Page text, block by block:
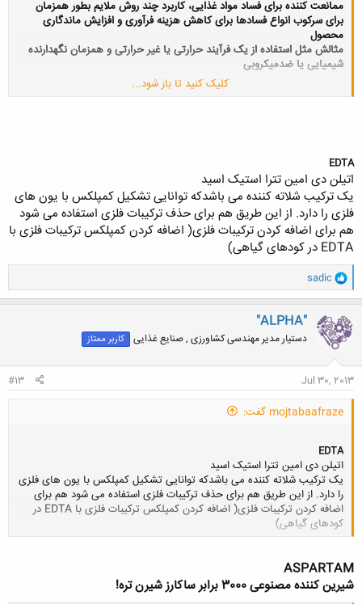
ممانعت کننده برای فساد مواد غذایی، کاربرد چند روش ملایم بطور همزمان
برای سرکوب انواع فسادها برای کاهش هزینه فرآوری و افزایش ماندگاری
محصول
مثالش مثل استفاده از یک فرآیند حرارتی یا غیر حرارتی و همزمان نگهدارنده
شیمیایی یا ضدمیکروبی
کلیک کنید تا باز شود...
EDTA
اتیلن دی امین تترا استیک اسید
یک ترکیب شلاته کننده می باشدکه توانایی تشکیل کمپلکس با یون های
فلزی را دارد. از این طریق هم برای حذف ترکیبات فلزی استفاده می شود
هم برای اضافه کردن ترکیبات فلزی( اضافه کردن کمپلکس ترکیبات فلزی با
EDTA در کودهای گیاهی)
و
ا
ک
ن
ش
ه
ا
sadic
"ALPHA"
دستیار مدیر مهندسی کشاورزی , صنایع غذایی کاربر ممتاز
Jul 30, 2013
#13
mojtabaafraze گفت:
EDTA
اتیلن دی امین تترا استیک اسید
یک ترکیب شلاته کننده می باشدکه توانایی تشکیل کمپلکس با یون های فلزی
را دارد. از این طریق هم برای حذف ترکیبات فلزی استفاده می شود هم برای
اضافه کردن ترکیبات فلزی( اضافه کردن کمپلکس ترکیبات فلزی با EDTA در
کودهای گیاهی)
ASPARTAM
شیرین کننده مصنوعی 3000 برابر ساکارز شیرن تره!